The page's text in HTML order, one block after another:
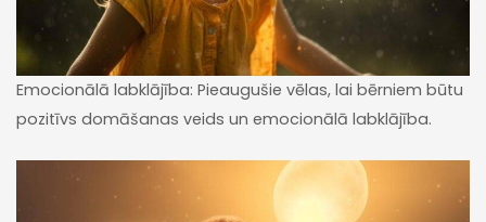
Emocionālā labklājība: Pieaugušie vēlas, lai bērniem būtu
pozitīvs domāšanas veids un emocionālā labklājība.